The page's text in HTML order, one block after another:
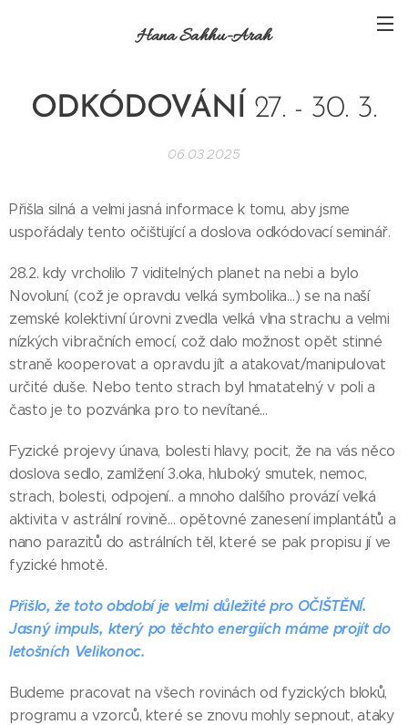
Hana Sahhu-Arah
ODKÓDOVÁNÍ 27. - 30. 3.
06.03.2025
Přišla silná a velmi jasná informace k tomu, aby jsme
uspořádaly tento očišťující a doslova odkódovací seminář.
28.2. kdy vrcholilo 7 viditelných planet na nebi a bylo
Novoluní, (což je opravdu velká symbolika…) se na naší
zemské kolektivní úrovni zvedla velká vlna strachu a velmi
nízkých vibračních emocí, což dalo možnost opět stinné
straně kooperovat a opravdu jít a atakovat/manipulovat
určité duše. Nebo tento strach byl hmatatelný v poli a
často je to pozvánka pro to nevítané…
Fyzické projevy únava, bolesti hlavy, pocit, že na vás něco
doslova sedlo, zamlžení 3.oka, hluboký smutek, nemoc,
strach, bolesti, odpojení.. a mnoho dalšího provází velká
aktivita v astrální rovině… opětovné zanesení implantátů a
nano parazitů do astrálních těl, které se pak propisu jí ve
fyzické hmotě.
Přišlo, že toto období je velmi důležité pro OČIŠTĚNÍ.
Jasný impuls, který po těchto energiích máme projít do
letošních Velikonoc.
Budeme pracovat na všech rovinách od fyzických bloků,
programu a vzorců, které se znovu mohly sepnout, ataky